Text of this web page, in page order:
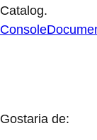
Catalog.
Console
Gostaria de: